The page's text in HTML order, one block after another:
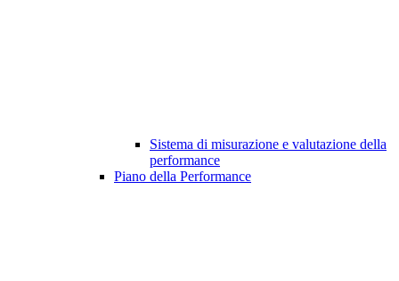
Sistema di misurazione e valutazione della
performance
Piano della Performance